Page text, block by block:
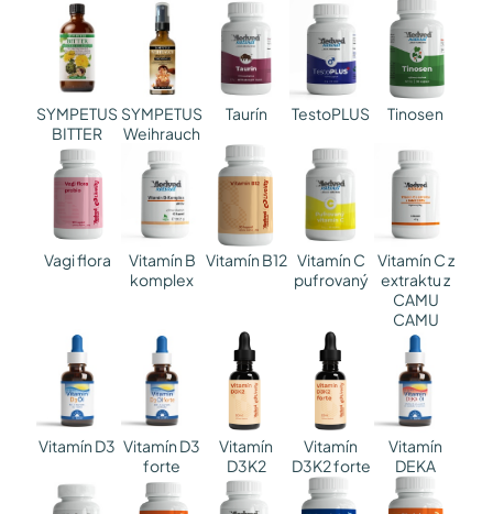
SYMPETUS
BITTER
SYMPETUS
Weihrauch
Taurín TestoPLUS Tinosen
Vagi flora
Vitamín B
komplex
Vitamín B12 Vitamín C
pufrovaný
Vitamín C z
extraktu z
CAMU
CAMU
Vitamín D3 Vitamín D3
forte
Vitamín
D3K2
Vitamín
D3K2 forte
Vitamín
DEKA